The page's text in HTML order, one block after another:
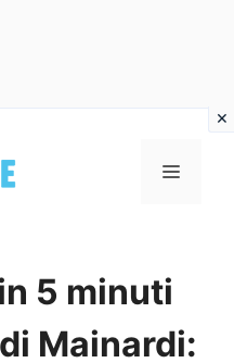
MENU
5 minuti
Mainardi: